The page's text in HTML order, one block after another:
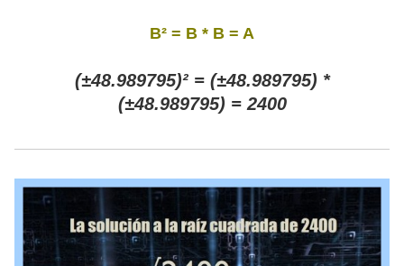
B² = B * B = A
(±48.989795)² = (±48.989795) *
(±48.989795) = 2400